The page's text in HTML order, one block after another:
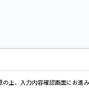
上、入力内容確認画面にお進み